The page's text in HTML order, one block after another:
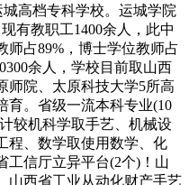
高档专科学校。运城学院
有教职工1400余人，此中
师占89%，博士学位教师占
余人，学校目前取山西
师院、太原科技大学5所高
育。省级一流本科专业(10
较机科学取手艺、机械设
程、数学取使用数学、化
工信厅立异平台(2个)！山
山西省工业从动化财产手艺